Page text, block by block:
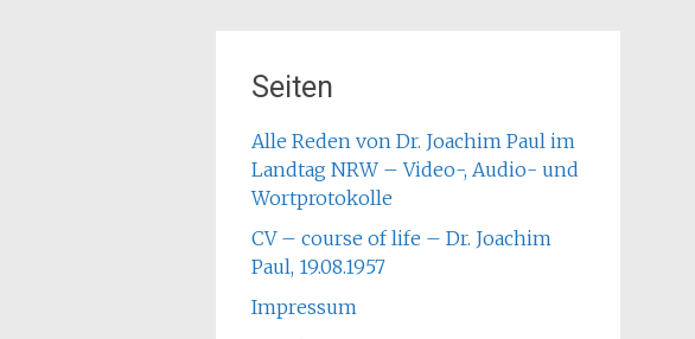
Seiten
Alle Reden von Dr. Joachim Paul im
Landtag NRW – Video-, Audio- und
Wortprotokolle
CV – course of life – Dr. Joachim
Paul, 19.08.1957
Impressum